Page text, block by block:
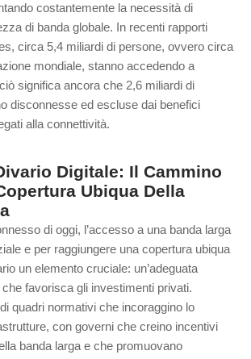
costantemente la necessità di
di banda globale. In recenti rapporti
circa 5,4 miliardi di persone, ovvero circa
mondiale, stanno accedendo a
significa ancora che 2,6 miliardi di
disconnesse ed escluse dai benefici
alla connettività.
Digitale: Il Cammino
Ubiqua Della
di oggi, l’accesso a una banda larga
e per raggiungere una copertura ubiqua
un elemento cruciale: un’adeguata
che favorisca gli investimenti privati.
quadri normativi che incoraggino lo
con governi che creino incentivi
banda larga e che promuovano